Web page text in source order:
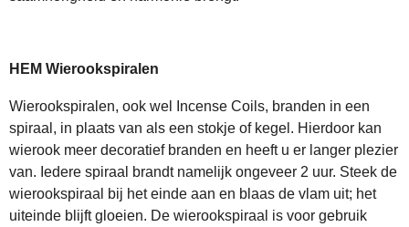
HEM Wierookspiralen
Wierookspiralen, ook wel Incense Coils, branden in een
spiraal, in plaats van als een stokje of kegel. Hierdoor kan
wierook meer decoratief branden en heeft u er langer plezier
van. Iedere spiraal brandt namelijk ongeveer 2 uur. Steek de
wierookspiraal bij het einde aan en blaas de vlam uit; het
uiteinde blijft gloeien. De wierookspiraal is voor gebruik